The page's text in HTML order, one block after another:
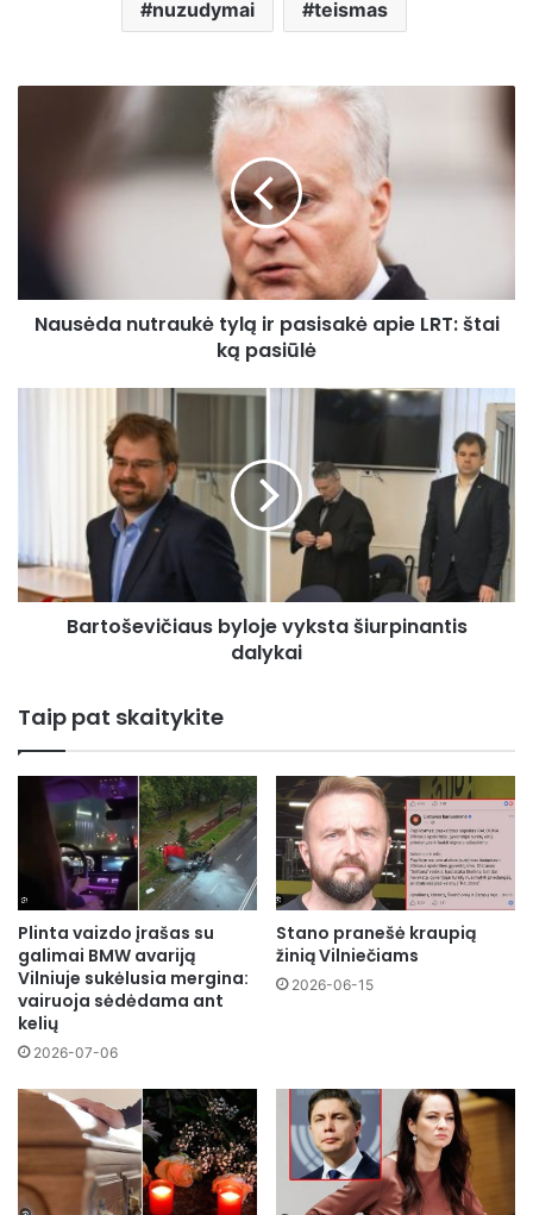
nuzudymai teismas
pasisakė
ką
pasiūlė
Nausėda nutraukė tylą ir pasisakė apie LRT: štai
ką pasiūlė
Bartoševičiaus byloje vyksta šiurpinantis
dalykai
Taip pat skaitykite
Plinta vaizdo įrašas su
galimai BMW avariją
Vilniuje sukėlusia mergina:
vairuoja sėdėdama ant
kelių
2026-07-06
Stano pranešė kraupią
žinią Vilniečiams
2026-06-15